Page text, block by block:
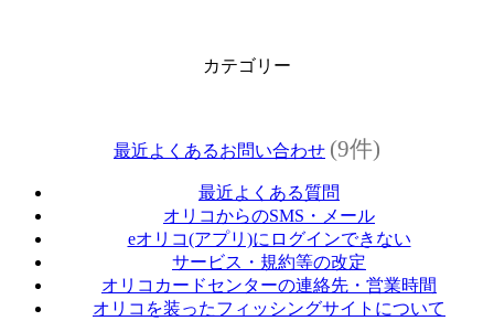
カテゴリー
最近よくあるお問い合わせ (9件)
最近よくある質問
オリコからのSMS・メール
eオリコ(アプリ)にログインできない
サービス・規約等の改定
オリコカードセンターの連絡先・営業時間
オリコを装ったフィッシングサイトについて